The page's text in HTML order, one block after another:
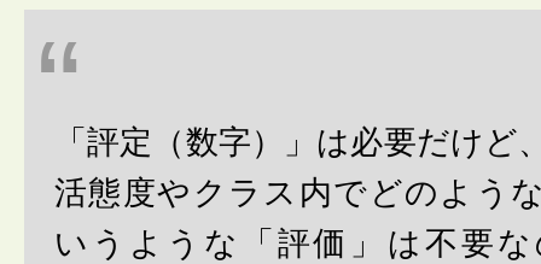
「評定（数字）」は必要だけど
活態度やクラス内でどのよう
いうような「評価」は不要